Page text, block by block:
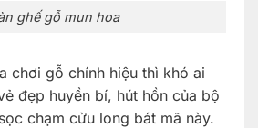
ghế gỗ mun hoa
chơi gỗ chính hiệu thì khó ai
đẹp huyền bí, hút hồn của bộ
chạm cửu long bát mã này.